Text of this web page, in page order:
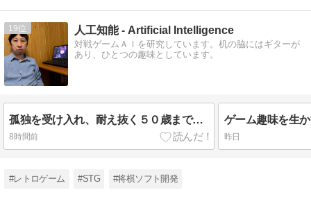
19 人工知能 - Artificial Intelligence
対戦ゲームＡＩを研究しています。机の脇にはギターが
あり、ひとつの趣味としています。
孤独を受け入れ、耐え抜く５０歳までの冒険
8時間前 昨日
#レトロゲーム #STG #将棋ソフト開発